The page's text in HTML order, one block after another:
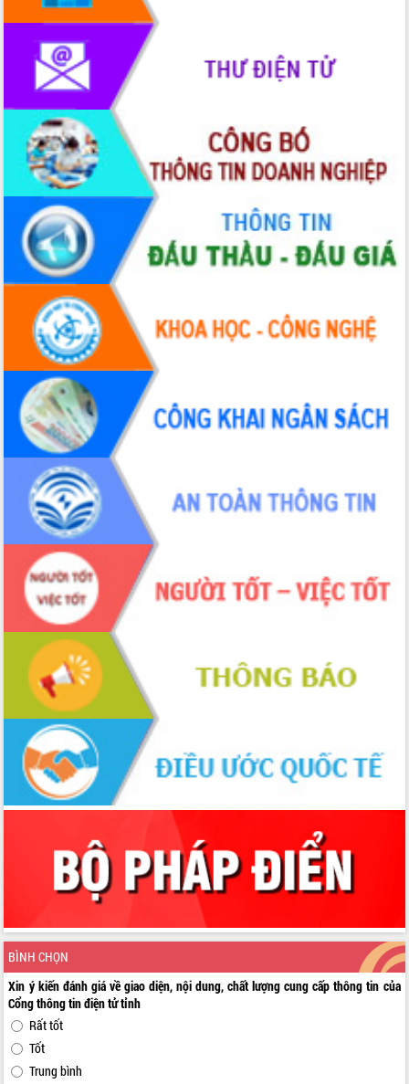
BÌNH CHỌN
Xin ý kiến đánh giá về giao diện, nội dung, chất lượng cung cấp thông tin của
Cổng thông tin điện tử tỉnh
Rất tốt
Tốt
Trung bình